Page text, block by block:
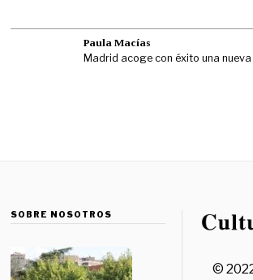
Paula Macías
Madrid acoge con éxito una nueva
SOBRE NOSOTROS
©